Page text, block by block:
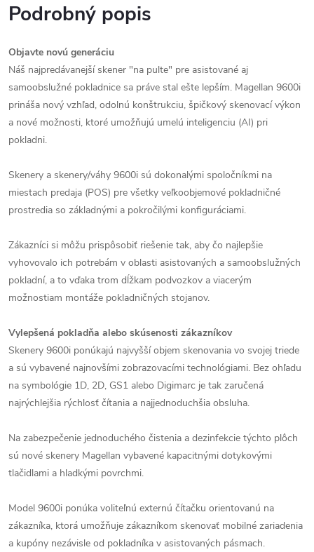
Podrobný popis
Objavte novú generáciu
Náš najpredávanejší skener "na pulte" pre asistované aj
samoobslužné pokladnice sa práve stal ešte lepším. Magellan 9600i
prináša nový vzhľad, odolnú konštrukciu, špičkový skenovací výkon
a nové možnosti, ktoré umožňujú umelú inteligenciu (AI) pri
pokladni.
Skenery a skenery/váhy 9600i sú dokonalými spoločníkmi na
miestach predaja (POS) pre všetky veľkoobjemové pokladničné
prostredia so základnými a pokročilými konfiguráciami.
Zákazníci si môžu prispôsobiť riešenie tak, aby čo najlepšie
vyhovovalo ich potrebám v oblasti asistovaných a samoobslužných
pokladní, a to vďaka trom dĺžkam podvozkov a viacerým
možnostiam montáže pokladničných stojanov.
Vylepšená pokladňa alebo skúsenosti zákazníkov
Skenery 9600i ponúkajú najvyšší objem skenovania vo svojej triede
a sú vybavené najnovšími zobrazovacími technológiami. Bez ohľadu
na symbológie 1D, 2D, GS1 alebo Digimarc je tak zaručená
najrýchlejšia rýchlosť čítania a najjednoduchšia obsluha.
Na zabezpečenie jednoduchého čistenia a dezinfekcie týchto plôch
sú nové skenery Magellan vybavené kapacitnými dotykovými
tlačidlami a hladkými povrchmi.
Model 9600i ponúka voliteľnú externú čítačku orientovanú na
zákazníka, ktorá umožňuje zákazníkom skenovať mobilné zariadenia
a kupóny nezávisle od pokladníka v asistovaných pásmach.